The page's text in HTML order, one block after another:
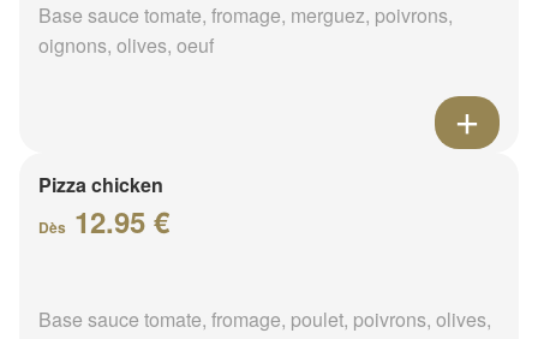
Base sauce tomate, fromage, merguez, poivrons,
oignons, olives, oeuf
Pizza chicken
Dès 12.95 €
Base sauce tomate, fromage, poulet, poivrons, olives,